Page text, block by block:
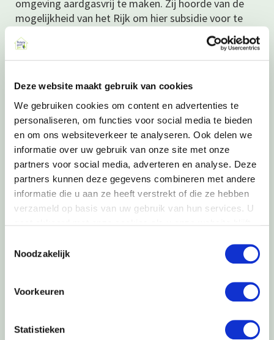
Deze website maakt gebruik van cookies
We gebruiken cookies om content en advertenties te
personaliseren, om functies voor social media te bieden
en om ons websiteverkeer te analyseren. Ook delen we
informatie over uw gebruik van onze site met onze
partners voor social media, adverteren en analyse. Deze
partners kunnen deze gegevens combineren met andere
informatie die u aan ze heeft verstrekt of die ze hebben
verzameld op basis van uw gebruik van hun services. U
Noodzakelijk
Voorkeuren
Statistieken
omgeving aardgasvrij te maken. Zij hoorde van de
mogelijkheid van het Rijk om hier subsidie voor te
krijgen. Deze subsidie is aangevraagd en toegekend!
Vier miljoen euro om dit mooie project te realiseren.
We moeten toch van het aardgas af. Nu kan dat
‘Pekela geeft gas!’
Het project heeft de naam ‘Pekela geeft gas!’
gekregen, omdat de werkgroep figuurlijk veel gas
geeft om de aardgasvrije wijk te realiseren.
Twee delen
Het aardgasvrij worden bestaat uit twee delen. In
het eerste deel wordt gas bespaard in de woningen.
Fit’ methode. In
meer uitleg hierover. En